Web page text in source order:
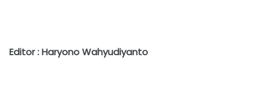
Editor : Haryono Wahyudiyanto